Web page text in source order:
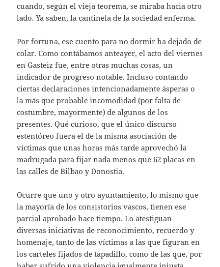
cuando, según el vieja teorema, se miraba hacia otro
lado. Ya saben, la cantinela de la sociedad enferma.
Por fortuna, ese cuento para no dormir ha dejado de
colar. Como contábamos anteayer, el acto del viernes
en Gasteiz fue, entre otras muchas cosas, un
indicador de progreso notable. Incluso contando
ciertas declaraciones intencionadamente ásperas o
la más que probable incomodidad (por falta de
costumbre, mayormente) de algunos de los
presentes. Qué curioso, que el único discurso
estentóreo fuera el de la misma asociación de
víctimas que unas horas más tarde aprovechó la
madrugada para fijar nada menos que 62 placas en
las calles de Bilbao y Donostia.
Ocurre que uno y otro ayuntamiento, lo mismo que
la mayoría de los consistorios vascos, tienen ese
parcial aprobado hace tiempo. Lo atestiguan
diversas iniciativas de reconocimiento, recuerdo y
homenaje, tanto de las víctimas a las que figuran en
los carteles fijados de tapadillo, como de las que, por